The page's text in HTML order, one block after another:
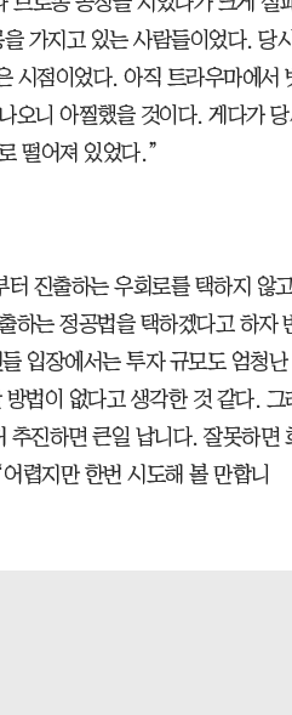
가지고 있는 사람들이었다. 당시
시점이었다. 아직 트라우마에서
오니 아찔했을 것이다. 게다가 당
떨어져 있었다.”
진출하는 우회로를 택하지 않
하는 정공법을 택하겠다고 하자
입장에서는 투자 규모도 엄청난
법이 없다고 생각한 것 같다. 그
추진하면 큰일 납니다. 잘못하면
렵지만 한번 시도해 볼 만합니